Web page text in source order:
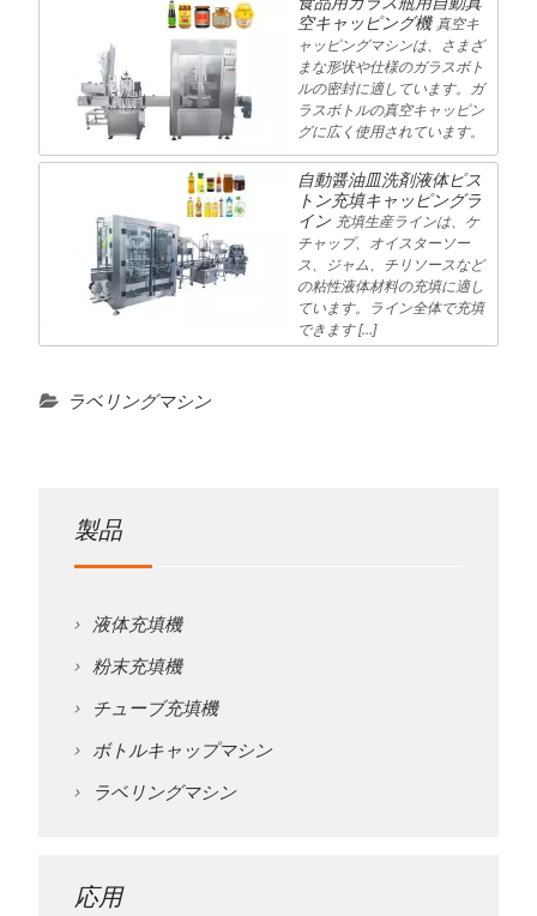
空キャッピング機 真空キ
ャッピングマシンは、さまざ
まな形状や仕様のガラスボト
ルの密封に適しています。ガ
ラスボトルの真空キャッピン
グに広く使用されています。
自動醤油皿洗剤液体ピス
トン充填キャッピングラ
イン 充填生産ラインは、ケ
チャップ、オイスターソー
ス、ジャム、チリソースなど
の粘性液体材料の充填に適し
ています。ライン全体で充填
できます […]
ラベリングマシン
製品
液体充填機
粉末充填機
チューブ充填機
ボトルキャップマシン
ラベリングマシン
応用